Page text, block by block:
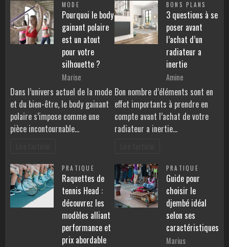
MODE
Pourquoi le body
gainant polaire
est un atout
pour votre
silhouette ?
Marise
Dans l’univers actuel de la mode
et du bien-être, le body gainant
polaire s’impose comme une
pièce incontournable…
BONS PLANS
3 questions à se
poser avant
l’achat d’un
radiateur a
inertie
Amine
Bon nombre d’éléments sont en
effet importants à prendre en
compte avant l’achat de votre
radiateur a inertie…
PRATIQUE
Raquettes de
tennis Head :
découvrez les
modèles alliant
performance et
prix abordable
PRATIQUE
Guide pour
choisir le
djembé idéal
selon ses
caractéristiques
Marius